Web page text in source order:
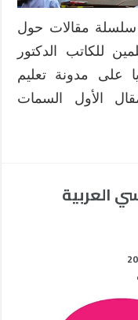
سلسلة مقالات حول
للكاتب الدكتور
على مدونة تعليم
الأول السمات
العربية
مؤشرات